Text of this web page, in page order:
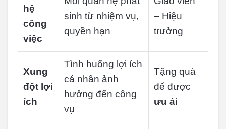
hệ
công
việc
sinh từ nhiệm vụ,
quyền hạn
– Hiệu
trưởng
Xung
đột lợi
ích
Tình huống lợi ích
cá nhân ảnh
hưởng đến công
vụ
Tặng quà
để được
ưu ái